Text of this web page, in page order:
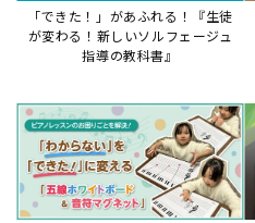
「できた！」があふれる！『生徒
が変わる！新しいソルフェージュ
指導の教科書』